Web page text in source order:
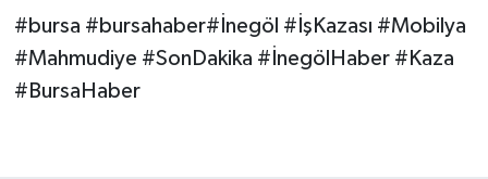
#bursa #bursahaber#İnegöl #İşKazası #Mobilya
#Mahmudiye #SonDakika #İnegölHaber #Kaza
#BursaHaber